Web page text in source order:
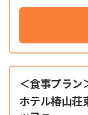
＜食事プラン
ホテル椿山